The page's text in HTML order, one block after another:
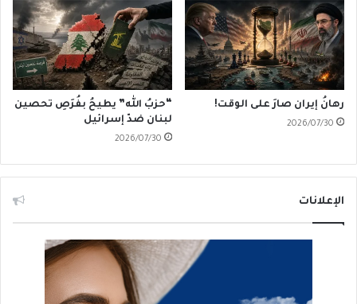
رهانُ إيران صارَ على الوقت!
2026/07/30
“حزبُ الله” يطيحُ بفُرَصِ تحصين
لبنان ضدّ إسرائيل
2026/07/30
الإعلانات